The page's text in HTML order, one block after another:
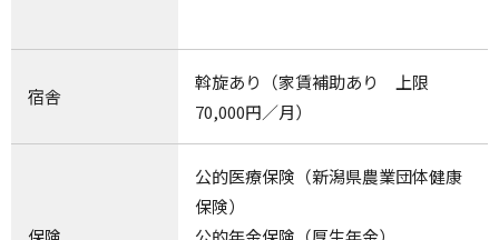
宿舎
斡旋あり（家賃補助あり 上限
70,000円／月）
公的医療保険（新潟県農業団体健康
保険）